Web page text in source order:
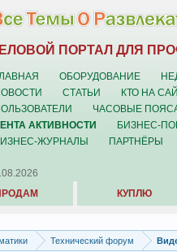
Технический форум
ПОРТАЛ ДЛЯ
ОБОРУДОВАНИЕ
СТАТЬИ
КТО НА
ЧАСОВЫЕ
АКТИВНОСТИ
БИЗНЕС-
ЖУРНАЛЫ
ПАРТНЁРЫ
КУПЛЮ